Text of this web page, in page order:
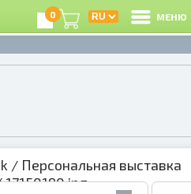
0 МЕНЮ
/ Персональная выставка